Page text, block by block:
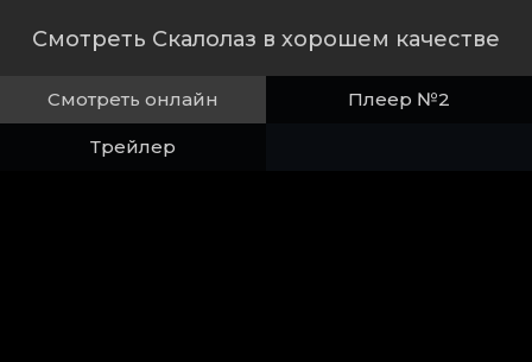
Смотреть Скалолаз в хорошем качестве
Смотреть онлайн Плеер №2
Трейлер